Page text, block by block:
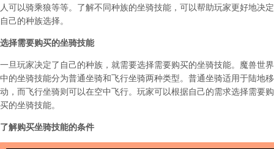
人可以骑乘狼等等。了解不同种族的坐骑技能，可以帮助玩家更好地决定
自己的种族选择。
选择需要购买的坐骑技能
一旦玩家决定了自己的种族，就需要选择需要购买的坐骑技能。魔兽世界
中的坐骑技能分为普通坐骑和飞行坐骑两种类型。普通坐骑适用于陆地移
动，而飞行坐骑则可以在空中飞行。玩家可以根据自己的需求选择需要购
买的坐骑技能。
了解购买坐骑技能的条件